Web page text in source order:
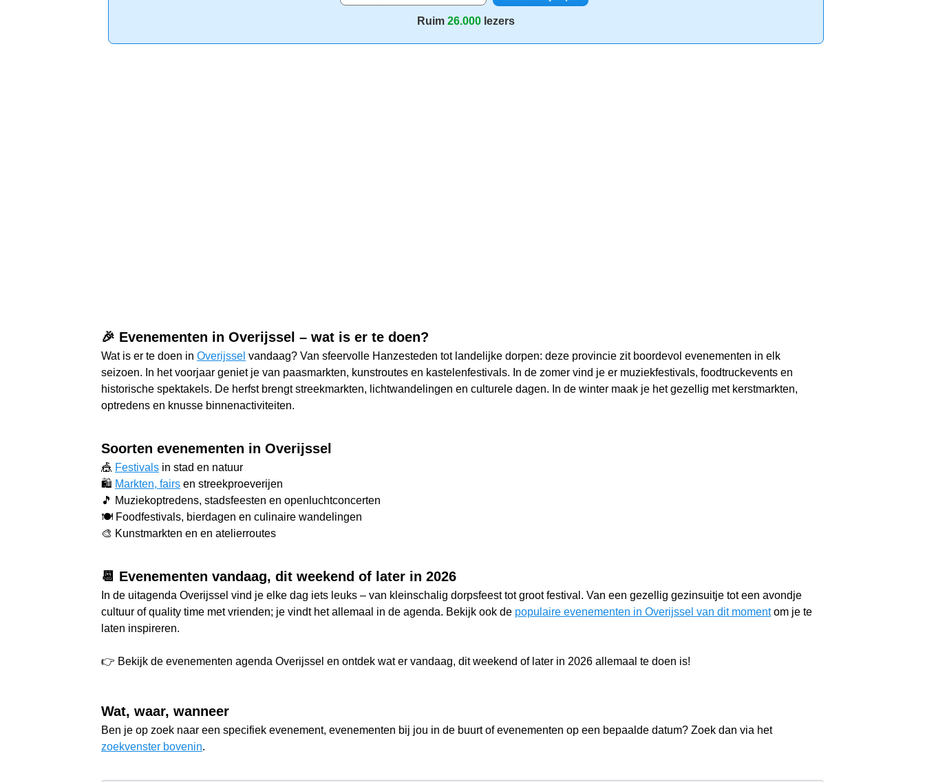
Ruim 26.000 lezers
🎉 Evenementen in Overijssel – wat is er te doen?
Wat is er te doen in Overijssel vandaag? Van sfeervolle Hanzesteden tot landelijke dorpen: deze provincie zit boordevol evenementen in elk
seizoen. In het voorjaar geniet je van paasmarkten, kunstroutes en kastelenfestivals. In de zomer vind je er muziekfestivals, foodtruckevents en
historische spektakels. De herfst brengt streekmarkten, lichtwandelingen en culturele dagen. In de winter maak je het gezellig met kerstmarkten,
optredens en knusse binnenactiviteiten.
Soorten evenementen in Overijssel
🎪 Festivals in stad en natuur
🛍️ Markten, fairs en streekproeverijen
🎵 Muziekoptredens, stadsfeesten en openluchtconcerten
🍽️ Foodfestivals, bierdagen en culinaire wandelingen
🎨 Kunstmarkten en en atelierroutes
📆 Evenementen vandaag, dit weekend of later in 2026
In de uitagenda Overijssel vind je elke dag iets leuks – van kleinschalig dorpsfeest tot groot festival. Van een gezellig gezinsuitje tot een avondje
cultuur of quality time met vrienden; je vindt het allemaal in de agenda. Bekijk ook de populaire evenementen in Overijssel van dit momentom je te
laten inspireren.
👉 Bekijk de evenementen agenda Overijssel en ontdek wat er vandaag, dit weekend of later in 2026 allemaal te doen is!
Wat, waar, wanneer
Ben je op zoek naar een specifiek evenement, evenementen bij jou in de buurt of evenementen op een bepaalde datum? Zoek dan via het
zoekvenster bovenin.